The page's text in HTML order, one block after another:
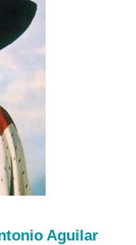
Aguilar